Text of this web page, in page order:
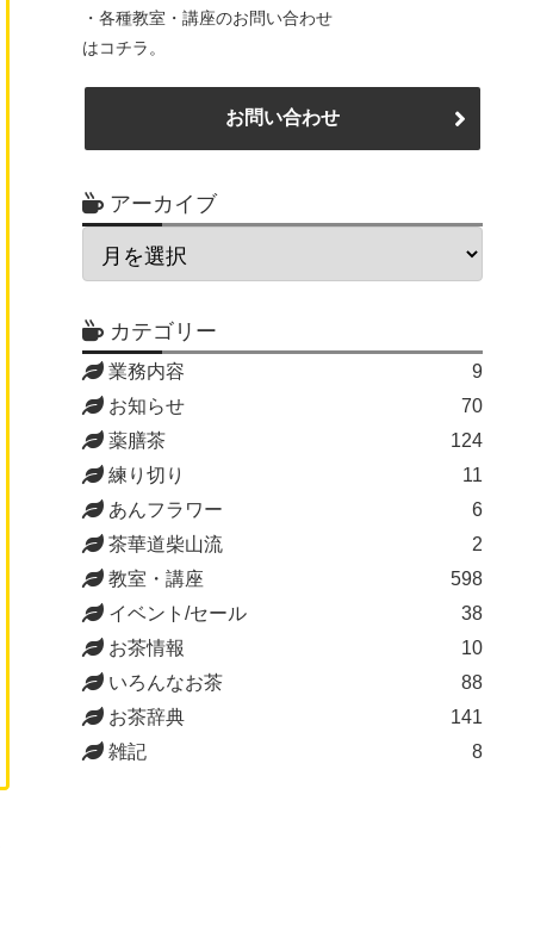
・各種教室・講座のお問い合わせ
はコチラ。
お問い合わせ
アーカイブ
カテゴリー
業務内容
9
お知らせ
70
薬膳茶
124
練り切り
11
あんフラワー
6
茶華道柴山流
2
教室・講座
598
イベント/セール
38
お茶情報
10
いろんなお茶
88
お茶辞典
141
雑記
8